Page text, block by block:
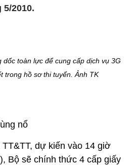
2010.
dốc toàn lực để cung cấp dịch vụ 3G
trong hồ sơ thi tuyển. Ảnh TK
nổ
dự kiến vào 14 giờ
Bộ sẽ chính thức 4 cấp giấy